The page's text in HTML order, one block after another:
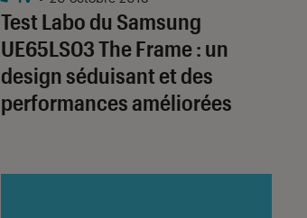
Test Labo du Samsung
UE65LS03 The Frame : un
design séduisant et des
performances améliorées